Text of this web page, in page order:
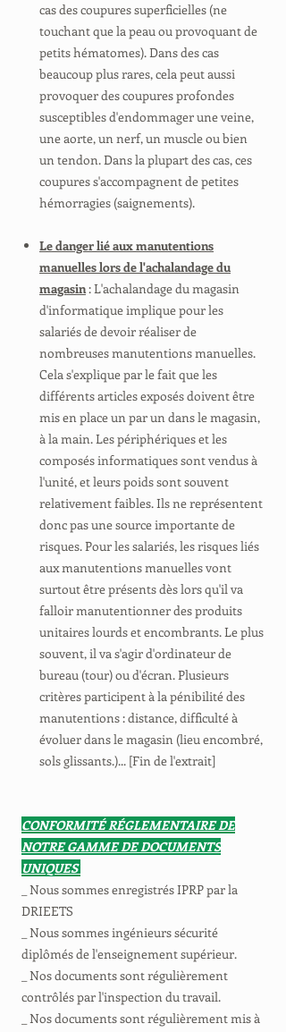
cas des coupures superficielles (ne
touchant que la peau ou provoquant de
petits hématomes). Dans des cas
beaucoup plus rares, cela peut aussi
provoquer des coupures profondes
susceptibles d'endommager une veine,
une aorte, un nerf, un muscle ou bien
un tendon. Dans la plupart des cas, ces
coupures s'accompagnent de petites
hémorragies (saignements).
Le danger lié aux manutentions
manuelles lors de l'achalandage du
magasin: L'achalandage du magasin
d'informatique implique pour les
salariés de devoir réaliser de
nombreuses manutentions manuelles.
Cela s'explique par le fait que les
différents articles exposés doivent être
mis en place un par un dans le magasin,
à la main. Les périphériques et les
composés informatiques sont vendus à
l'unité, et leurs poids sont souvent
relativement faibles. Ils ne représentent
donc pas une source importante de
risques. Pour les salariés, les risques liés
aux manutentions manuelles vont
surtout être présents dès lors qu'il va
falloir manutentionner des produits
unitaires lourds et encombrants. Le plus
souvent, il va s'agir d'ordinateur de
bureau (tour) ou d'écran. Plusieurs
critères participent à la pénibilité des
manutentions : distance, difficulté à
évoluer dans le magasin (lieu encombré,
sols glissants.)... [Fin de l'extrait]
CONFORMITÉ RÉGLEMENTAIRE DE
NOTRE GAMME DE DOCUMENTS
UNIQUES
_ Nous sommes enregistrés IPRP par la
DRIEETS
_ Nous sommes ingénieurs sécurité
diplômés de l'enseignement supérieur.
_ Nos documents sont régulièrement
contrôlés par l'inspection du travail.
_ Nos documents sont régulièrement mis à